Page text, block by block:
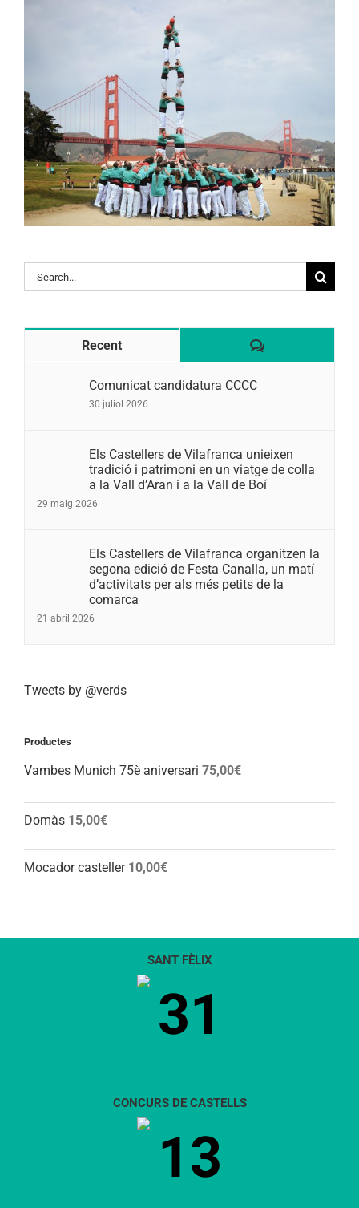
Search
for:
Recent Comentaris
Comunicat candidatura CCCC
30 juliol 2026
Els Castellers de Vilafranca unieixen
tradició i patrimoni en un viatge de colla
a la Vall d’Aran i a la Vall de Boí
29 maig 2026
Els Castellers de Vilafranca organitzen la
segona edició de Festa Canalla, un matí
d’activitats per als més petits de la
comarca
21 abril 2026
Tweets by @verds
Productes
Vambes Munich 75è aniversari 75,00€
Domàs 15,00€
Mocador casteller 10,00€
SANT FÈLIX
31
CONCURS DE CASTELLS
13